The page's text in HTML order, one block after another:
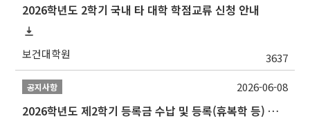
2026학년도 2학기 국내 타 대학 학점교류 신청 안내
보건대학원 3637
공지사항
2026학년도 제2학기 등록금 수납 및 등록(휴복학 등) 일정 안내
2026-06-08